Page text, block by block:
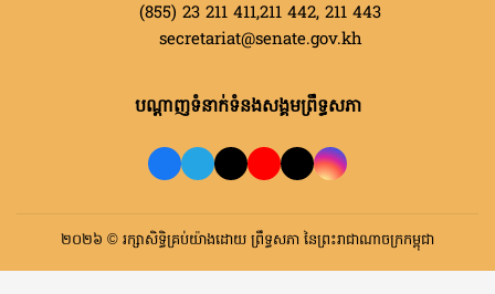
(855) 23 211 411,211 442, 211 443
secretariat@senate.gov.kh
បណ្តាញទំនាក់ទំនងសង្គមព្រឹទ្ធសភា
២០២៦ © រក្សាសិទ្ធិគ្រប់យ៉ាងដោយ ព្រឹទ្ធសភា នៃព្រះរាជាណាចក្រកម្ពុជា